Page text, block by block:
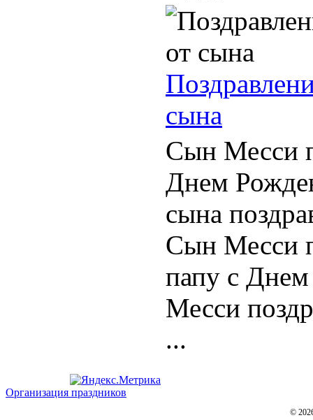
сына
Сын Месси
Днем
сына
Сын Месси
папу с
Месси
...
Организация праздников
©